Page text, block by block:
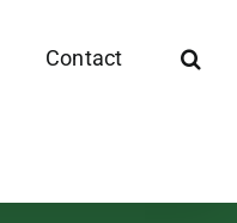
Contact